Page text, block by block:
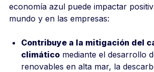
economía azul puede impactar
mundo y en las empresas:
Contribuye a la mitigación del
climático mediante el desarrollo
renovables en alta mar, la